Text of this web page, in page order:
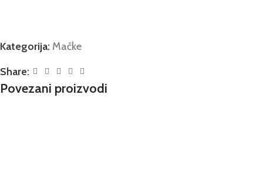
Kategorija: Mačke
Share:
Povezani proizvodi